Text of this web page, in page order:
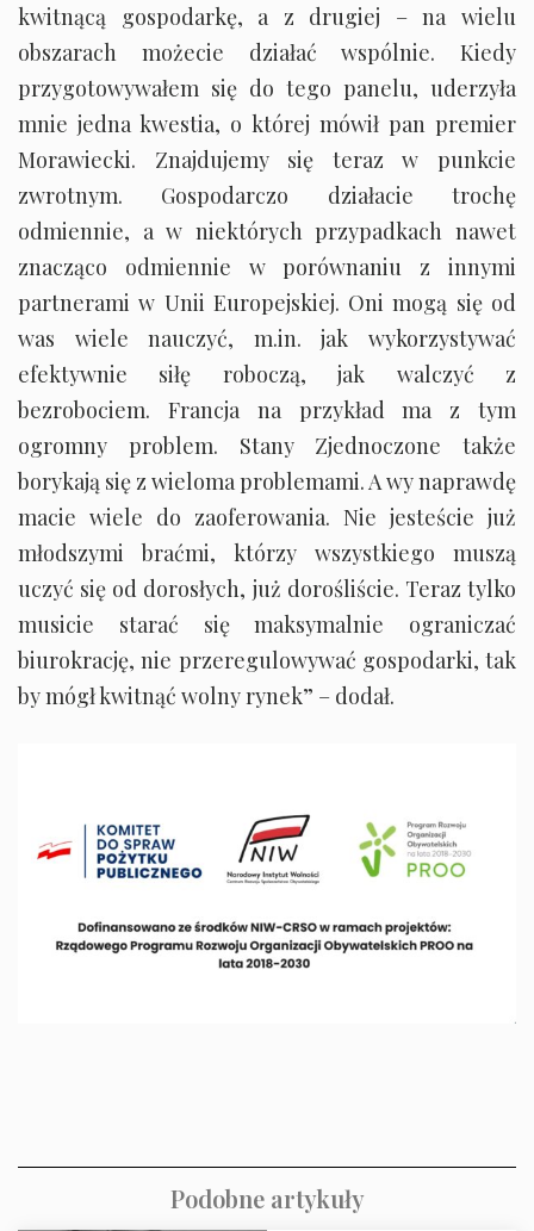
kwitnącą gospodarkę, a z drugiej – na wielu
obszarach możecie działać wspólnie. Kiedy
przygotowywałem się do tego panelu, uderzyła
mnie jedna kwestia, o której mówił pan premier
Morawiecki. Znajdujemy się teraz w punkcie
zwrotnym. Gospodarczo działacie trochę
odmiennie, a w niektórych przypadkach nawet
znacząco odmiennie w porównaniu z innymi
partnerami w Unii Europejskiej. Oni mogą się od
was wiele nauczyć, m.in. jak wykorzystywać
efektywnie siłę roboczą, jak walczyć z
bezrobociem. Francja na przykład ma z tym
ogromny problem. Stany Zjednoczone także
borykają się z wieloma problemami. A wy naprawdę
macie wiele do zaoferowania. Nie jesteście już
młodszymi braćmi, którzy wszystkiego muszą
uczyć się od dorosłych, już dorośliście. Teraz tylko
musicie starać się maksymalnie ograniczać
biurokrację, nie przeregulowywać gospodarki, tak
by mógł kwitnąć wolny rynek” – dodał.
Podobne artykuły